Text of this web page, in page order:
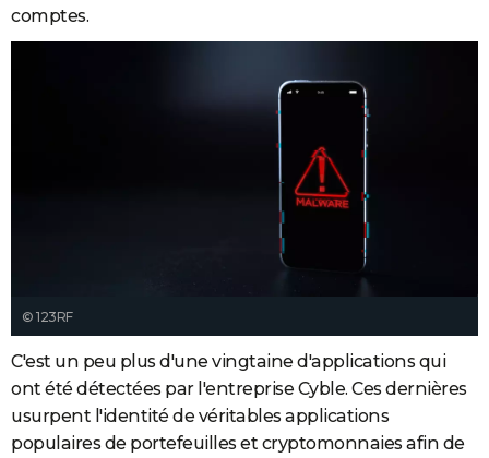
comptes.
© 123RF
C'est un peu plus d'une vingtaine d'applications qui
ont été détectées par l'entreprise Cyble. Ces dernières
usurpent l'identité de véritables applications
populaires de portefeuilles et cryptomonnaies afin de